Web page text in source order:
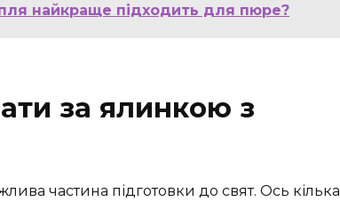
найкраще підходить для пюре?
за ялинкою з
частина підготовки до свят. Ось кілька